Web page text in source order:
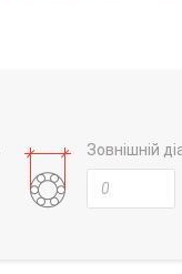
Зовнішній